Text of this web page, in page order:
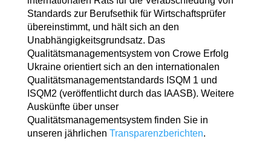
Standards zur Berufsethik für Wirtschaftsprüfer
übereinstimmt, und hält sich an den
Unabhängigkeitsgrundsatz. Das
Qualitätsmanagementsystem von Crowe Erfolg
Ukraine orientiert sich an den internationalen
Qualitätsmanagementstandards ISQM 1 und
ISQM2 (veröffentlicht durch das IAASB). Weitere
Auskünfte über unser
Qualitätsmanagementsystem finden Sie in
unseren jährlichen Transparenzberichten.